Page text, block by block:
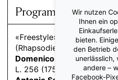
Programm
«Freestyle» Werke von
(Rhapsodie espagnole)
Domenico Scarlatti
L. 256 (1753)
Wir nutzen
Ihnen ein
bieten.
den Betrieb
unerlässlich,
andere –
Facebook-